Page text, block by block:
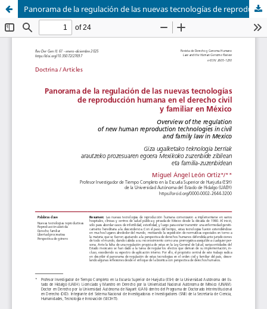
Panorama de la regulación de las nuevas tecnologías de reproducción humana en el derecho civil y familiar en México